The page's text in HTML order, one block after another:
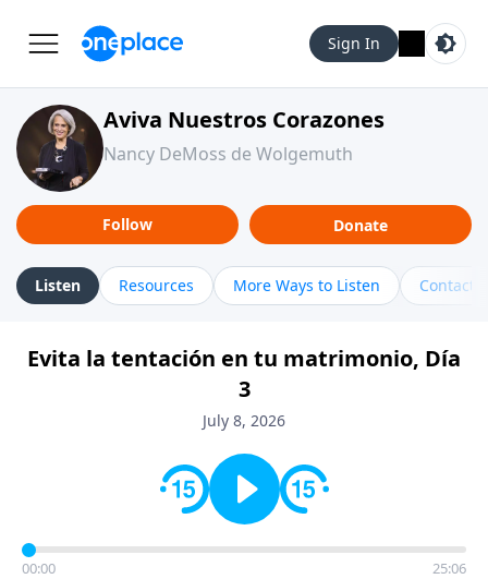
Sign In
Aviva Nuestros Corazones
Nancy DeMoss de Wolgemuth
Follow Donate
Listen Resources More Ways to Listen Contact
Evita la tentación en tu matrimonio, Día
3
July 8, 2026
00:00 25:06